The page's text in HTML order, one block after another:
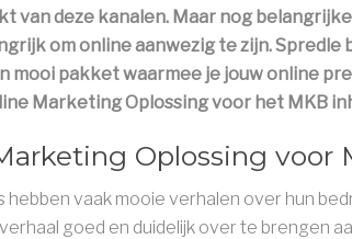
van deze kanalen. Maar nog
om online aanwezig te zijn.
mooi pakket waarmee je jouw online
Marketing Oplossing voor het MKB
Oplossing voor
hebben vaak mooie verhalen over hun
goed en duidelijk over te brengen